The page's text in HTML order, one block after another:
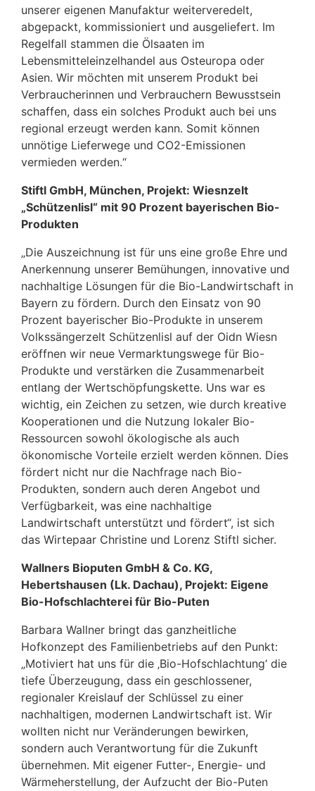
unserer eigenen Manufaktur weiterveredelt,
abgepackt, kommissioniert und ausgeliefert. Im
Regelfall stammen die Ölsaaten im
Lebensmitteleinzelhandel aus Osteuropa oder
Asien. Wir möchten mit unserem Produkt bei
Verbraucherinnen und Verbrauchern Bewusstsein
schaffen, dass ein solches Produkt auch bei uns
regional erzeugt werden kann. Somit können
unnötige Lieferwege und CO2-Emissionen
vermieden werden.“
Stiftl GmbH, München, Projekt: Wiesnzelt
„Schützenlisl“ mit 90 Prozent bayerischen Bio-
Produkten
„Die Auszeichnung ist für uns eine große Ehre und
Anerkennung unserer Bemühungen, innovative und
nachhaltige Lösungen für die Bio-Landwirtschaft in
Bayern zu fördern. Durch den Einsatz von 90
Prozent bayerischer Bio-Produkte in unserem
Volkssängerzelt Schützenlisl auf der Oidn Wiesn
eröffnen wir neue Vermarktungswege für Bio-
Produkte und verstärken die Zusammenarbeit
entlang der Wertschöpfungskette. Uns war es
wichtig, ein Zeichen zu setzen, wie durch kreative
Kooperationen und die Nutzung lokaler Bio-
Ressourcen sowohl ökologische als auch
ökonomische Vorteile erzielt werden können. Dies
fördert nicht nur die Nachfrage nach Bio-
Produkten, sondern auch deren Angebot und
Verfügbarkeit, was eine nachhaltige
Landwirtschaft unterstützt und fördert“, ist sich
das Wirtepaar Christine und Lorenz Stiftl sicher.
Wallners Bioputen GmbH & Co. KG,
Hebertshausen (Lk. Dachau), Projekt: Eigene
Bio-Hofschlachterei für Bio-Puten
Barbara Wallner bringt das ganzheitliche
Hofkonzept des Familienbetriebs auf den Punkt:
„Motiviert hat uns für die ‚Bio-Hofschlachtung‘ die
tiefe Überzeugung, dass ein geschlossener,
regionaler Kreislauf der Schlüssel zu einer
nachhaltigen, modernen Landwirtschaft ist. Wir
wollten nicht nur Veränderungen bewirken,
sondern auch Verantwortung für die Zukunft
übernehmen. Mit eigener Futter-, Energie- und
Wärmeherstellung, der Aufzucht der Bio-Puten